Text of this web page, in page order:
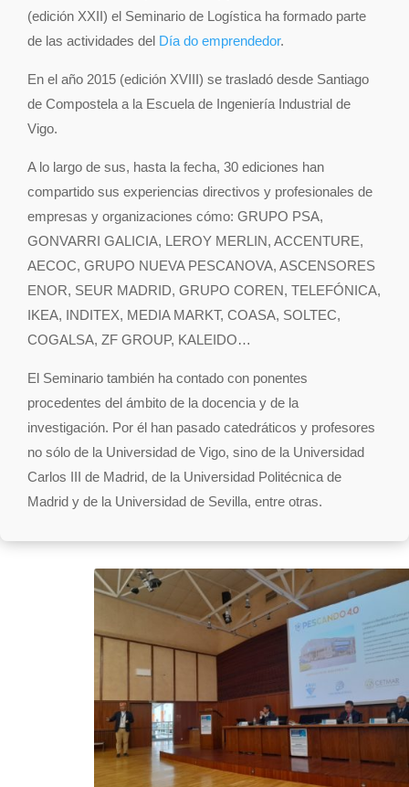
(edición XXII) el Seminario de Logística ha formado parte
de las actividades del Día do emprendedor.
En el año 2015 (edición XVIII) se trasladó desde Santiago
de Compostela a la Escuela de Ingeniería Industrial de
Vigo.
A lo largo de sus, hasta la fecha, 30 ediciones han
compartido sus experiencias directivos y profesionales de
empresas y organizaciones cómo: GRUPO PSA,
GONVARRI GALICIA, LEROY MERLIN, ACCENTURE,
AECOC, GRUPO NUEVA PESCANOVA, ASCENSORES
ENOR, SEUR MADRID, GRUPO COREN, TELEFÓNICA,
IKEA, INDITEX, MEDIA MARKT, COASA, SOLTEC,
COGALSA, ZF GROUP, KALEIDO…
El Seminario también ha contado con ponentes
procedentes del ámbito de la docencia y de la
investigación. Por él han pasado catedráticos y profesores
no sólo de la Universidad de Vigo, sino de la Universidad
Carlos III de Madrid, de la Universidad Politécnica de
Madrid y de la Universidad de Sevilla, entre otras.